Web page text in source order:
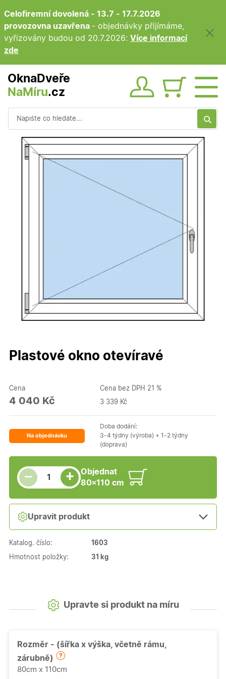
Celofiremní dovolená - 13.7 - 17.7.2026
provozovna uzavřena - objednávky přijímáme,
vyřizovány budou od 20.7.2026: Více informací
zde
OknaDveře
NaMíru.cz Obsah
Vyhledávání
Plastové okno otevíravé
Cena
4 040 Kč
Cena bez DPH 21 %
3 339 Kč
Na objednávku
Doba dodání:
3-4 týdny (výroba) + 1-2 týdny
(doprava)
−
Snížit množství
Počet kusů +
Zvýšit množství
Objednat
80×110 cm
Upravit produkt
Katalog. číslo: 1603
Hmotnost položky: 31 kg
Upravte si produkt na míru
Rozměr - (šířka x výška, včetně rámu,
zárubně)
80cm x 110cm